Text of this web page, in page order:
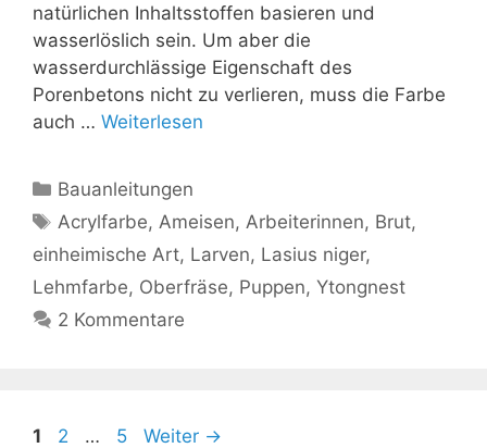
natürlichen Inhaltsstoffen basieren und
wasserlöslich sein. Um aber die
wasserdurchlässige Eigenschaft des
Porenbetons nicht zu verlieren, muss die Farbe
auch … Weiterlesen
Kategorien
Bauanleitungen
Schlagwörter
Acrylfarbe, Ameisen, Arbeiterinnen, Brut,
einheimische Art, Larven, Lasius niger,
Lehmfarbe, Oberfräse, Puppen, Ytongnest
2 Kommentare
Seite
1 Seite
2 … Seite
5 Weiter →